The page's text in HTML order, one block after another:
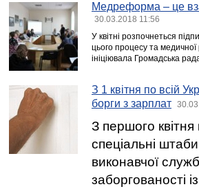
Медреформа – це
30.03.2018 11:56
У квітні розпочнеться
цього процесу та
ініціювала Громадська
З 1 квітня по всій
борги з зарплат
З першого квітня
спеціальні
виконавчої
заборгованості